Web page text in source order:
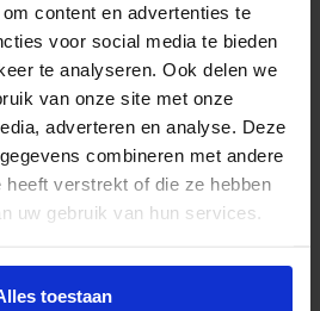
content en advertenties te
voor social media te bieden
te analyseren. Ook delen we
van onze site met onze
adverteren en analyse. Deze
combineren met andere
heeft verstrekt of die ze hebben
uw gebruik van hun services.
toestaan
incl.btw
up & downlight Midi 32W 980lm 2700K